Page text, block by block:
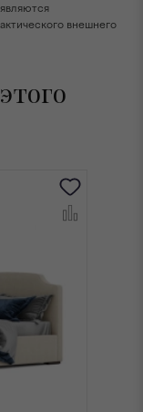
внешнего